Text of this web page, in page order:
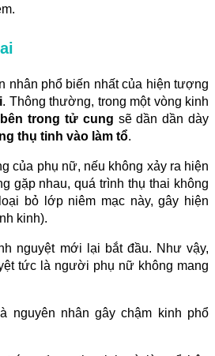
nhân phổ biến nhất của hiện tượng
. Thông thường, trong một vòng kinh
trong tử cung sẽ dần dần dày
thụ tinh vào làm tổ.
của phụ nữ, nếu không xảy ra hiện
gặp nhau, quá trình thụ thai không
bỏ lớp niêm mạc này, gây hiện
kinh).
nguyệt mới lại bắt đầu. Như vậy,
tức là người phụ nữ không mang
nguyên nhân gây chậm kinh phổ